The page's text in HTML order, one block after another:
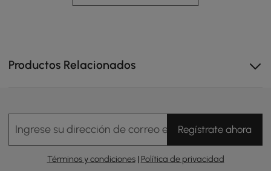
condiciones.
Productos Relacionados
Ingrese su dirección de correo electrónicoRegístrate ahora
Términos y condiciones| Política de privacidad